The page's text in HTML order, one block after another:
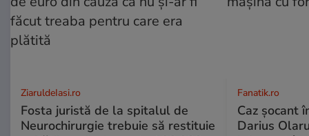
ZiaruldeIasi.ro
Fosta juristă de la spitalul de
Neurochirurgie trebuie să restituie
Fanatik.ro
Caz șocant
Darius